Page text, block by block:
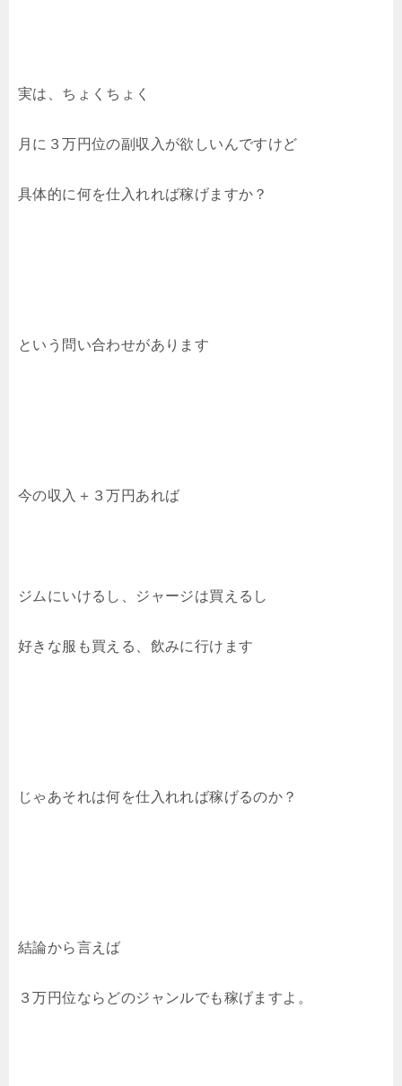
実は、ちょくちょく
月に３万円位の副収入が欲しいんですけど
具体的に何を仕入れれば稼げますか？
という問い合わせがあります
今の収入＋３万円あれば
ジムにいけるし、ジャージは買えるし
好きな服も買える、飲みに行けます
じゃあそれは何を仕入れれば稼げるのか？
結論から言えば
３万円位ならどのジャンルでも稼げますよ。